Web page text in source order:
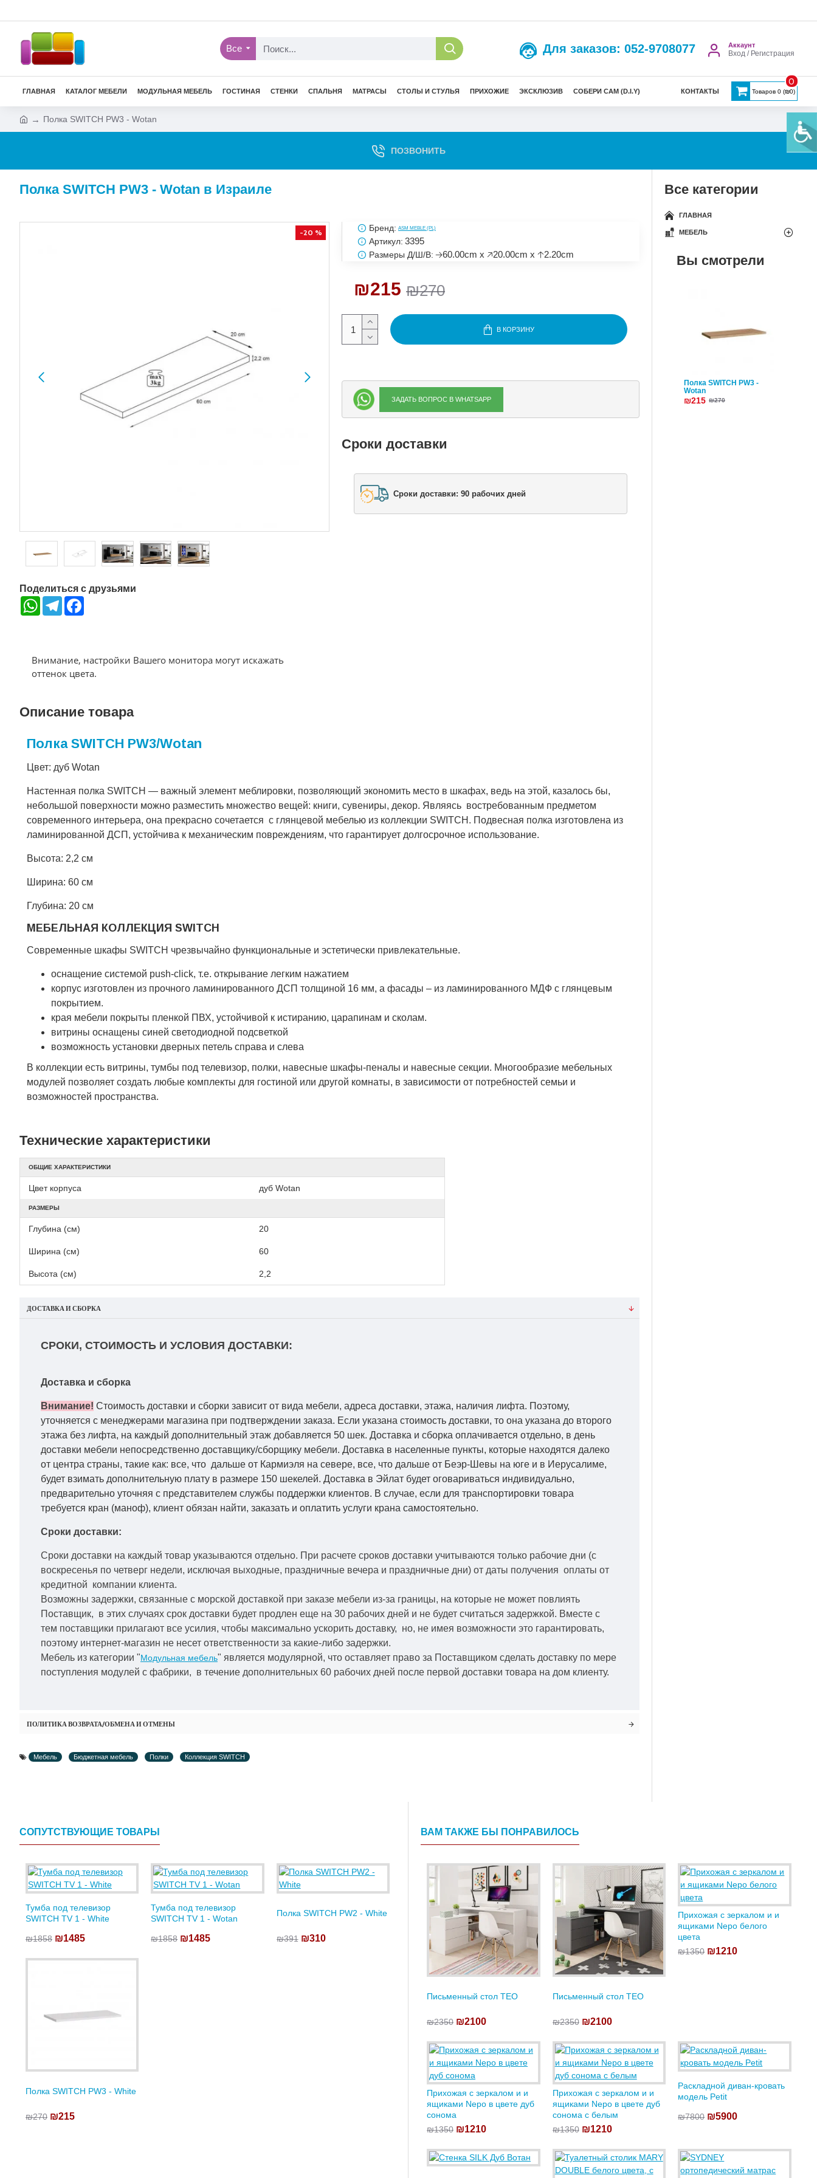
Все Для заказов: 052-9708077 Аккаунт
Вход / Регистрация
ГЛАВНАЯ КАТАЛОГ МЕБЕЛИ МОДУЛЬНАЯ МЕБЕЛЬ ГОСТИНАЯ СТЕНКИ СПАЛЬНЯ МАТРАСЫ СТОЛЫ И СТУЛЬЯ ПРИХОЖИЕ ЭКСКЛЮЗИВ СОБЕРИ САМ (D.I.Y) КОНТАКТЫ Товаров 0 (₪0)
0
Полка SWITCH PW3 - Wotan
ПОЗВОНИТЬ
Полка SWITCH PW3 - Wotan в Израиле
-20 %
Поделиться с друзьями
WhatsAppTelegram
Внимание, настройки Вашего монитора могут искажать
оттенок цвета.
₪270
₪215
Бренд: ASM MEBLE (PL)
Артикул: 3395
Размеры Д/Ш/В: 🡢60.00cm x 🡥20.00cm x 🡡2.20cm
В КОРЗИНУ
ЗАДАТЬ ВОПРОС В WHATSAPP
Сроки доставки
Сроки доставки: 90 рабочих дней
Описание товара
Полка SWITCH PW3/Wotan
Цвет: дуб Wotan
Настенная полка SWITCH — важный элемент меблировки, позволяющий экономить место в шкафах, ведь на этой, казалось бы,
небольшой поверхности можно разместить множество вещей: книги, сувениры, декор. Являясь востребованным предметом
современного интерьера, она прекрасно сочетается с глянцевой мебелью из коллекции SWITCH. Подвесная полка изготовлена ​​из
ламинированной ДСП, устойчива к механическим повреждениям, что гарантирует долгосрочное использование.
Высота: 2,2 см
Ширина: 60 см
Глубина: 20 см
МЕБЕЛЬНАЯ КОЛЛЕКЦИЯ SWITCH
Современные шкафы SWITCH чрезвычайно функциональные и эстетически привлекательные.
оснащение системой push-click, т.е. открывание легким нажатием
корпус изготовлен из прочного ламинированного ДСП толщиной 16 мм, а фасады – из ламинированного МДФ с глянцевым
покрытием.
края мебели покрыты пленкой ПВХ, устойчивой к истиранию, царапинам и сколам.
витрины оснащены синей светодиодной подсветкой
возможность установки дверных петель справа и слева
В коллекции есть витрины, тумбы под телевизор, полки, навесные шкафы-пеналы и навесные секции. Многообразие мебельных
модулей позволяет создать любые комплекты для гостиной или другой комнаты, в зависимости от потребностей семьи и
возможностей пространства.
Технические характеристики
ОБЩИЕ ХАРАКТЕРИСТИКИ
Цвет корпуса дуб Wotan
РАЗМЕРЫ
Глубина (см) 20
Ширина (см) 60
Высота (см) 2,2
ДОСТАВКА И СБОРКА
СРОКИ, СТОИМОСТЬ И УСЛОВИЯ ДОСТАВКИ:
Доставка и сборка
Внимание! Стоимость доставки и сборки зависит от вида мебели, адреса доставки, этажа, наличия лифта. Поэтому,
уточняется с менеджерами магазина при подтверждении заказа. Если указана стоимость доставки, то она указана до второго
этажа без лифта, на каждый дополнительный этаж добавляется 50 шек. Доставка и сборка оплачивается отдельно, в день
доставки мебели непосредственно доставщику/сборщику мебели. Доставка в населенные пункты, которые находятся далеко
от центра страны, такие как: все, что дальше от Кармиэля на севере, все, что дальше от Беэр-Шевы на юге и в Иерусалиме,
будет взимать дополнительную плату в размере 150 шекелей. Доставка в Эйлат будет оговариваться индивидуально,
предварительно уточняя с представителем службы поддержки клиентов. В случае, если для транспортировки товара
требуется кран (маноф), клиент обязан найти, заказать и оплатить услуги крана самостоятельно.
Сроки доставки:
Сроки доставки на каждый товар указываются отдельно. При расчете сроков доставки учитываются только рабочие дни (с
воскресенья по четверг недели, исключая выходные, праздничные вечера и праздничные дни) от даты получения оплаты от
кредитной компании клиента.
Возможны задержки, связанные с морской доставкой при заказе мебели из-за границы, на которые не может повлиять
Поставщик, в этих случаях срок доставки будет продлен еще на 30 рабочих дней и не будет считаться задержкой. Вместе с
тем поставщики прилагают все усилия, чтобы максимально ускорить доставку, но, не имея возможности это гарантировать,
поэтому интернет-магазин не несет ответственности за какие-либо задержки.
Мебель из категории "Модульная мебель" является модулярной, что оставляет право за Поставщиком сделать доставку по мере
поступления модулей с фабрики, в течение дополнительных 60 рабочих дней после первой доставки товара на дом клиенту.
ПОЛИТИКА ВОЗВРАТА/ОБМЕНА И ОТМЕНЫ
Мебель Бюджетная мебель Полки Коллекция SWITCH
Все категории
ГЛАВНАЯ
МЕБЕЛЬ
Вы смотрели
Полка SWITCH PW3 -
Wotan
₪215 ₪270
СОПУТСТВУЮЩИЕ ТОВАРЫ
Тумба под телевизор
SWITCH TV 1 - White
₪1858 ₪1485
Тумба под телевизор
SWITCH TV 1 - Wotan
₪1858 ₪1485
Полка SWITCH PW2 - White
₪391 ₪310
Полка SWITCH PW3 - White
₪270 ₪215
ВАМ ТАКЖЕ БЫ ПОНРАВИЛОСЬ
Письменный стол TEO
₪2350 ₪2100
Письменный стол TEO
₪2350 ₪2100
Прихожая с зеркалом и и
ящиками Nepo белого
цвета
₪1350 ₪1210
Прихожая с зеркалом и и
ящиками Nepo в цвете дуб
сонома
₪1350 ₪1210
Прихожая с зеркалом и и
ящиками Nepo в цвете дуб
сонома с белым
₪1350 ₪1210
Раскладной диван-кровать
модель Petit
₪7800 ₪5900